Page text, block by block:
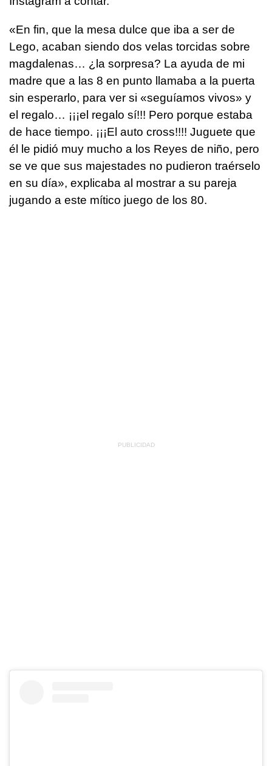
«En fin, que la mesa dulce que iba a ser de
Lego, acaban siendo dos velas torcidas sobre
magdalenas… ¿la sorpresa? La ayuda de mi
madre que a las 8 en punto llamaba a la puerta
sin esperarlo, para ver si «seguíamos vivos» y
el regalo… ¡¡¡el regalo sí!!! Pero porque estaba
de hace tiempo. ¡¡¡El auto cross!!!! Juguete que
él le pidió muy mucho a los Reyes de niño, pero
se ve que sus majestades no pudieron traérselo
en su día», explicaba al mostrar a su pareja
jugando a este mítico juego de los 80.